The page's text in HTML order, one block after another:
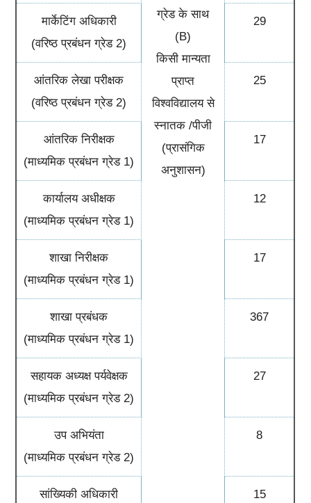
ग्रेड के साथ
(B)
किसी मान्यता
प्राप्त
विश्वविद्यालय से
स्नातक /पीजी
(प्रासंगिक
अनुशासन)
मार्केटिंग अधिकारी
(वरिष्ठ प्रबंधन ग्रेड 2)
29
आंतरिक लेखा परीक्षक
(वरिष्ठ प्रबंधन ग्रेड 2)
25
आंतरिक निरीक्षक
(माध्यमिक प्रबंधन ग्रेड 1)
17
कार्यालय अधीक्षक
(माध्यमिक प्रबंधन ग्रेड 1)
12
शाखा निरीक्षक
(माध्यमिक प्रबंधन ग्रेड 1)
17
शाखा प्रबंधक
(माध्यमिक प्रबंधन ग्रेड 1)
367
सहायक अध्यक्ष पर्यवेक्षक
(माध्यमिक प्रबंधन ग्रेड 2)
27
उप अभियंता
(माध्यमिक प्रबंधन ग्रेड 2)
8
सांख्यिकी अधिकारी
15